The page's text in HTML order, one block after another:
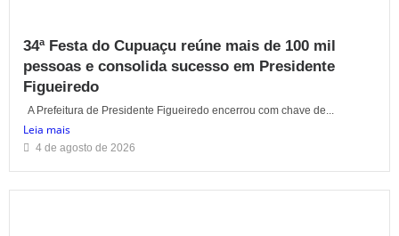
34ª Festa do Cupuaçu reúne mais de 100 mil
pessoas e consolida sucesso em Presidente
Figueiredo
A Prefeitura de Presidente Figueiredo encerrou com chave de...
Leia mais
4 de agosto de 2026